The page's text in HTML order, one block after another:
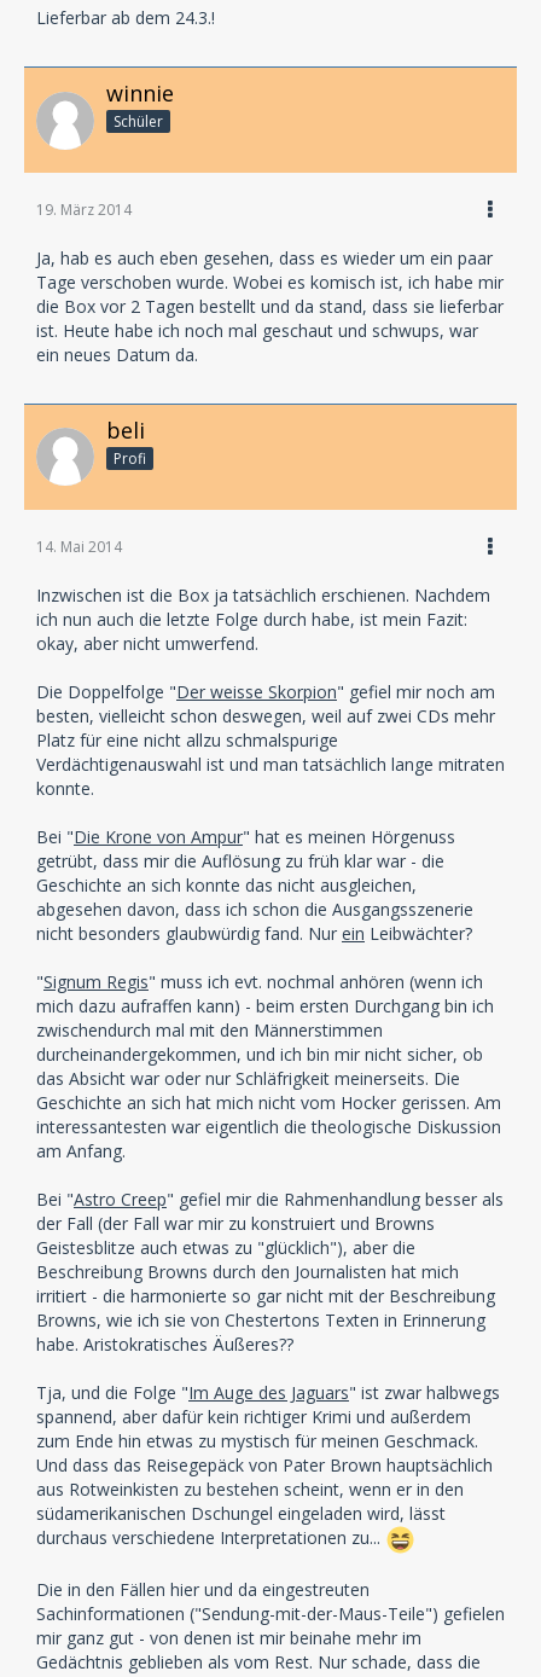
Lieferbar ab dem 24.3.!
winnie
Schüler
19. März 2014
Ja, hab es auch eben gesehen, dass es wieder um ein paar
Tage verschoben wurde. Wobei es komisch ist, ich habe mir
die Box vor 2 Tagen bestellt und da stand, dass sie lieferbar
ist. Heute habe ich noch mal geschaut und schwups, war
ein neues Datum da.
beli
Profi
14. Mai 2014
Inzwischen ist die Box ja tatsächlich erschienen. Nachdem
ich nun auch die letzte Folge durch habe, ist mein Fazit:
okay, aber nicht umwerfend.
Die Doppelfolge "Der weisse Skorpion" gefiel mir noch am
besten, vielleicht schon deswegen, weil auf zwei CDs mehr
Platz für eine nicht allzu schmalspurige
Verdächtigenauswahl ist und man tatsächlich lange mitraten
konnte.
Bei "Die Krone von Ampur" hat es meinen Hörgenuss
getrübt, dass mir die Auflösung zu früh klar war - die
Geschichte an sich konnte das nicht ausgleichen,
abgesehen davon, dass ich schon die Ausgangsszenerie
nicht besonders glaubwürdig fand. Nur ein Leibwächter?
"Signum Regis" muss ich evt. nochmal anhören (wenn ich
mich dazu aufraffen kann) - beim ersten Durchgang bin ich
zwischendurch mal mit den Männerstimmen
durcheinandergekommen, und ich bin mir nicht sicher, ob
das Absicht war oder nur Schläfrigkeit meinerseits. Die
Geschichte an sich hat mich nicht vom Hocker gerissen. Am
interessantesten war eigentlich die theologische Diskussion
am Anfang.
Bei "Astro Creep" gefiel mir die Rahmenhandlung besser als
der Fall (der Fall war mir zu konstruiert und Browns
Geistesblitze auch etwas zu "glücklich"), aber die
Beschreibung Browns durch den Journalisten hat mich
irritiert - die harmonierte so gar nicht mit der Beschreibung
Browns, wie ich sie von Chestertons Texten in Erinnerung
habe. Aristokratisches Äußeres??
Tja, und die Folge "Im Auge des Jaguars" ist zwar halbwegs
spannend, aber dafür kein richtiger Krimi und außerdem
zum Ende hin etwas zu mystisch für meinen Geschmack.
Und dass das Reisegepäck von Pater Brown hauptsächlich
aus Rotweinkisten zu bestehen scheint, wenn er in den
südamerikanischen Dschungel eingeladen wird, lässt
durchaus verschiedene Interpretationen zu...
Die in den Fällen hier und da eingestreuten
Sachinformationen ("Sendung-mit-der-Maus-Teile") gefielen
mir ganz gut - von denen ist mir beinahe mehr im
Gedächtnis geblieben als vom Rest. Nur schade, dass die